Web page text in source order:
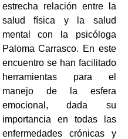
estrecha relación entre la
salud física y la salud
mental con la psicóloga
Paloma Carrasco. En este
encuentro se han facilitado
herramientas para el
manejo de la esfera
emocional, dada su
importancia en todas las
enfermedades crónicas y